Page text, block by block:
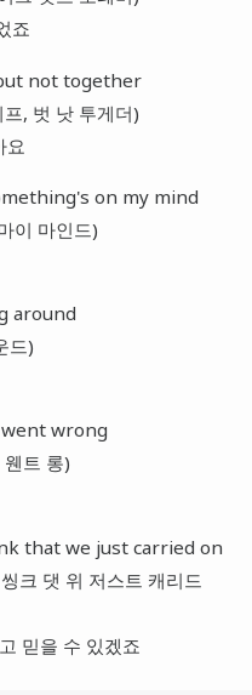
죠
not together
, 벗 낫 투게더)
요
on my mind
이 마인드)
around
드)
wrong
트 롱)
that we just carried on
크 댓 위 저스트 캐리드
믿을 수 있겠죠